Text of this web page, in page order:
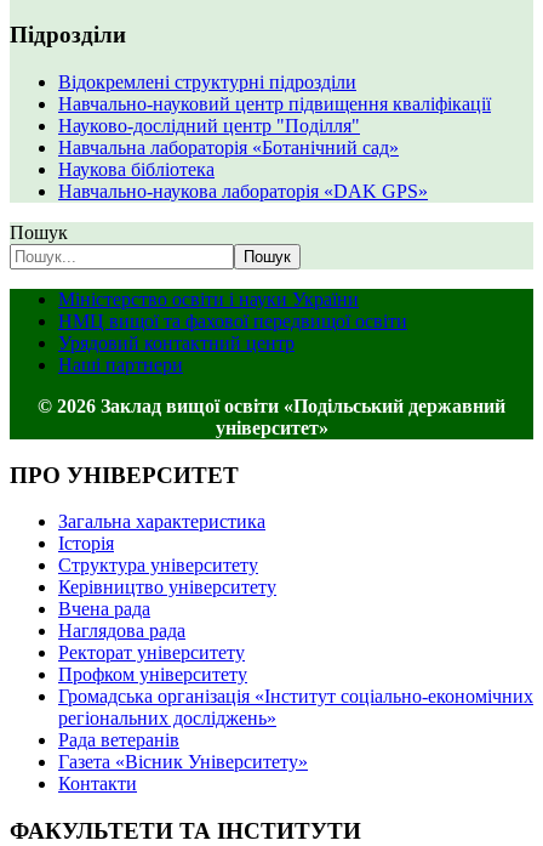
Підрозділи
Відокремлені структурні підрозділи
Навчально-науковий центр підвищення кваліфікації
Науково-дослідний центр "Поділля"
Навчальна лабораторія «Ботанічний сад»
Наукова бібліотека
Навчально-наукова лабораторія «DAK GPS»
Пошук
Пошук
Міністерство освіти і науки України
НМЦ вищої та фахової передвищої освіти
Урядовий контактний центр
Наші партнери
© 2026 Заклад вищої освіти «Подільський державний
університет»
ПРО УНІВЕРСИТЕТ
Загальна характеристика
Історія
Структура університету
Керівництво університету
Вчена рада
Наглядова рада
Ректорат університету
Профком університету
Громадська організація «Інститут соціально-економічних
регіональних досліджень»
Рада ветеранів
Газета «Вісник Університету»
Контакти
ФАКУЛЬТЕТИ ТА ІНСТИТУТИ